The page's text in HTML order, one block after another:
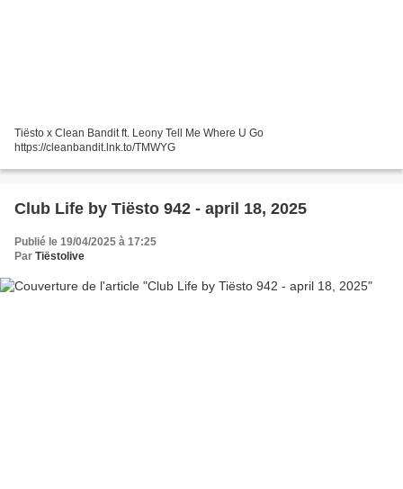
Tiësto x Clean Bandit ft. Leony Tell Me Where U Go
https://cleanbandit.lnk.to/TMWYG
Club Life by Tiësto 942 - april 18, 2025
Publié le 19/04/2025 à 17:25
Par Tiëstolive